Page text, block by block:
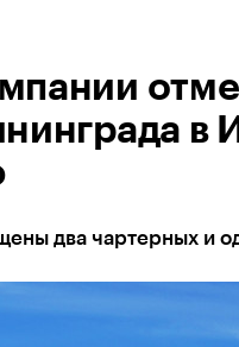
в
два чартерных и